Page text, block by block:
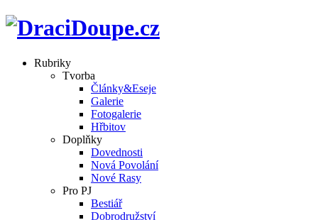
Rubriky
Tvorba
Články&Eseje
Galerie
Fotogalerie
Hřbitov
Doplňky
Dovednosti
Nová Povolání
Nové Rasy
Pro PJ
Bestiář
Dobrodružství